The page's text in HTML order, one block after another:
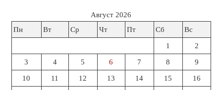
Август 2026
Пн
Вт Ср Чт Пт Сб Вс
1 2
3 4 5 6 7 8 9
10 11 12 13 14 15 16